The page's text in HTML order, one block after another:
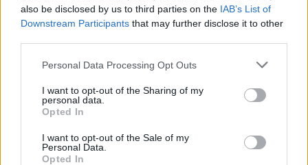
also be disclosed by us to third parties on the IAB’s List of
Downstream Participants that may further disclose it to other
Personal Data Processing Opt Outs
I want to opt-out of the Sharing of my
personal data.
Opted In
I want to opt-out of the Sale of my
Personal Data.
Opted In
Immagine(facoltativa)